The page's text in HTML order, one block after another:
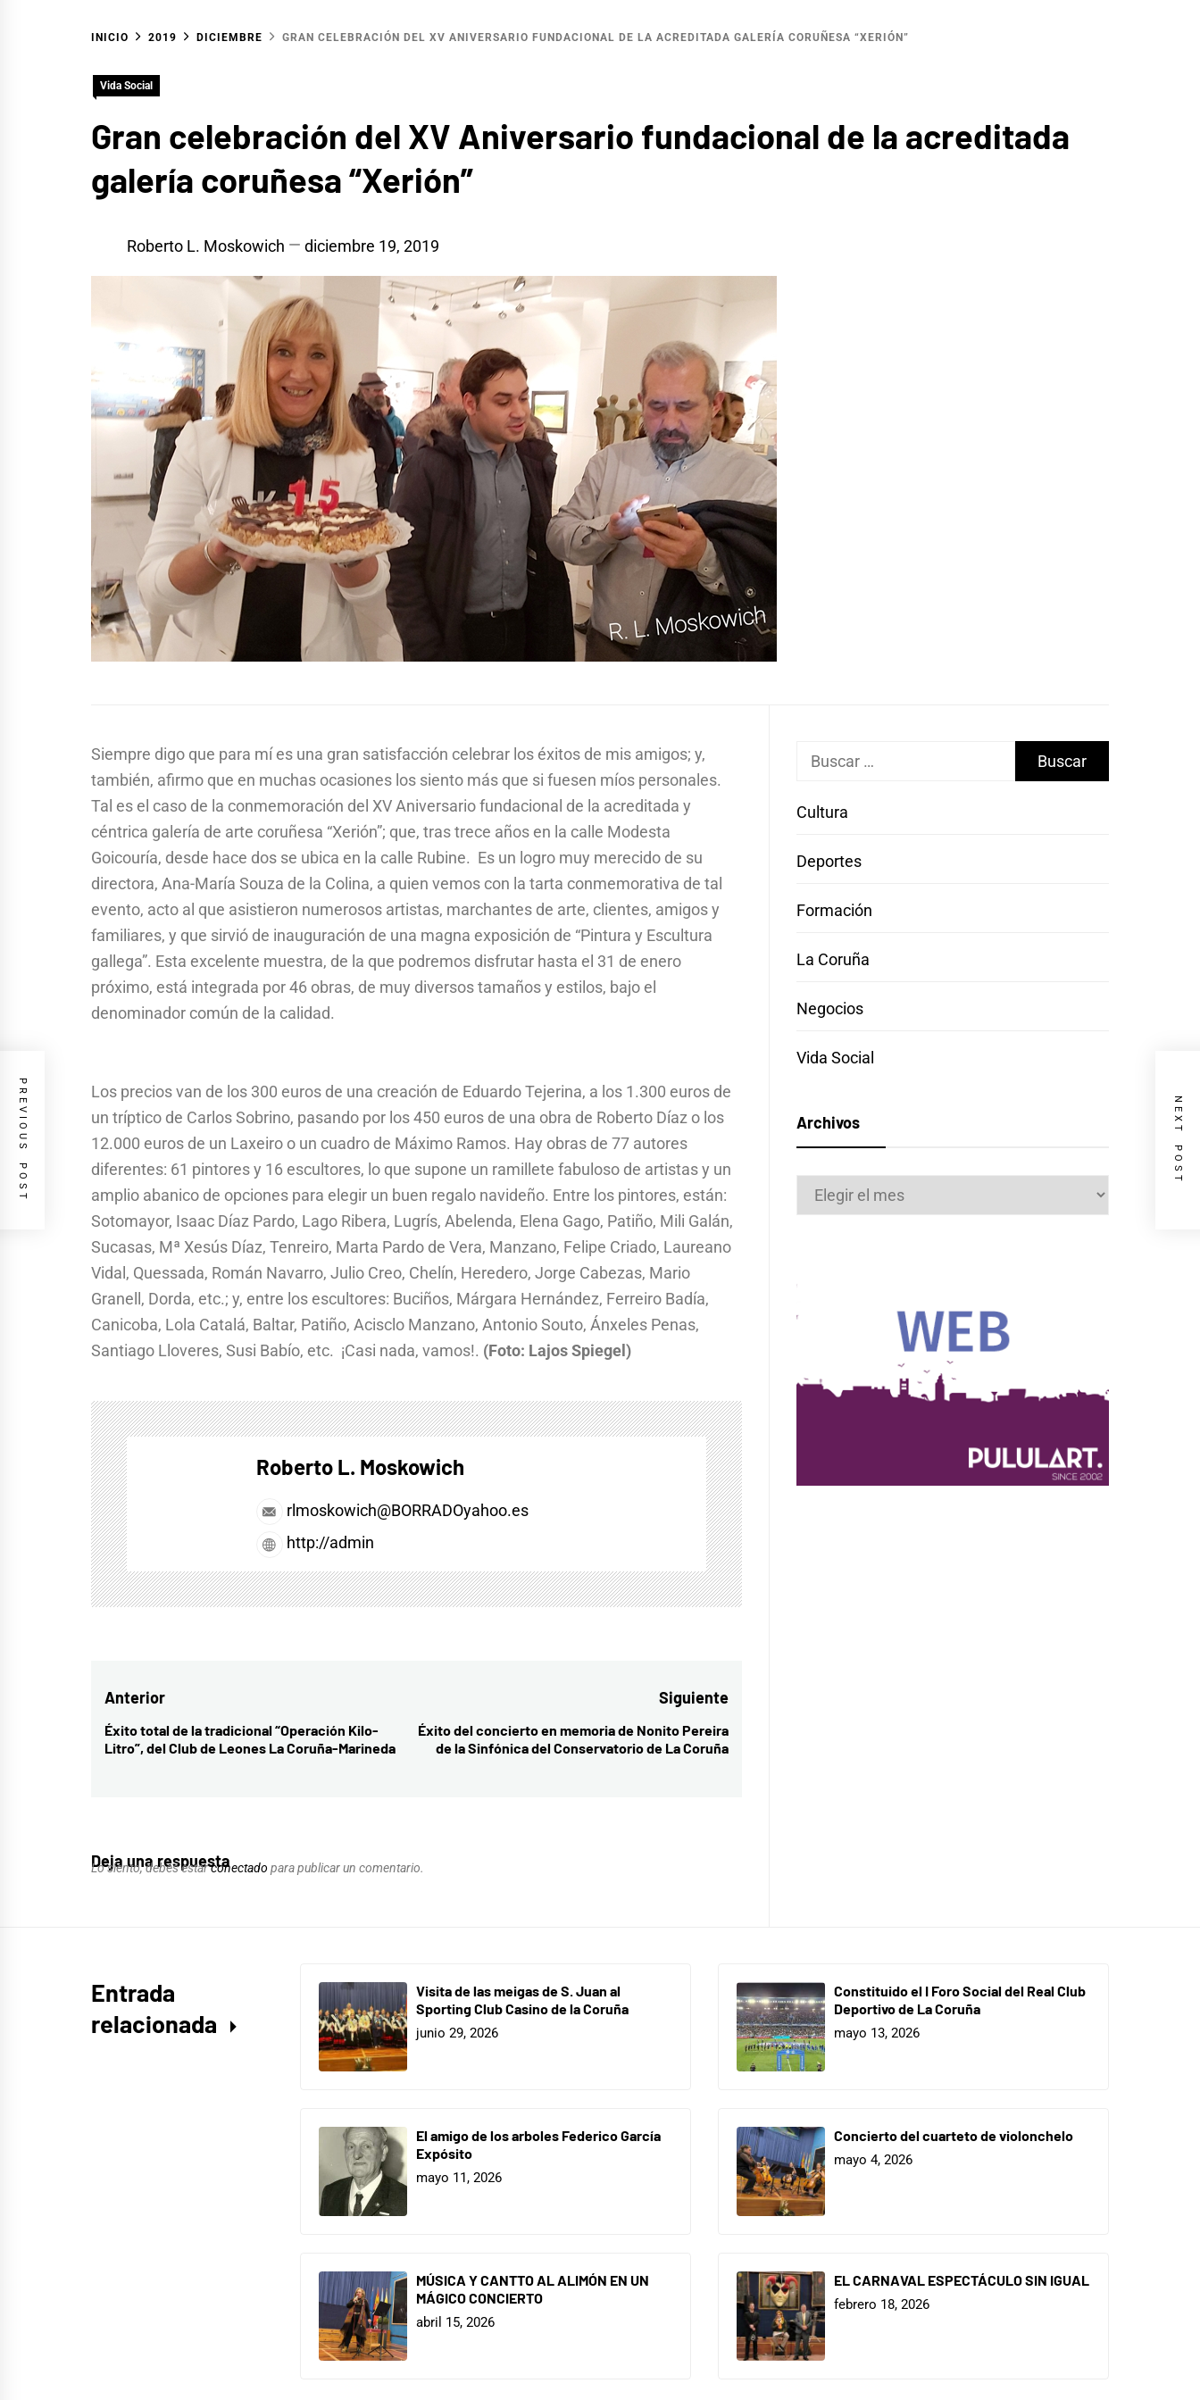
INICIO 2019 DICIEMBRE GRAN CELEBRACIÓN DEL XV ANIVERSARIO FUNDACIONAL DE LA ACREDITADA GALERÍA CORUÑESA “XERIÓN”
Vida Social
Gran celebración del XV Aniversario fundacional de la acreditada
galería coruñesa “Xerión”
Roberto L. Moskowich diciembre 19, 2019
Siempre digo que para mí es una gran satisfacción celebrar los éxitos de mis amigos; y,
también, afirmo que en muchas ocasiones los siento más que si fuesen míos personales.
Tal es el caso de la conmemoración del XV Aniversario fundacional de la acreditada y
céntrica galería de arte coruñesa “Xerión”; que, tras trece años en la calle Modesta
Goicouría, desde hace dos se ubica en la calle Rubine. Es un logro muy merecido de su
directora, Ana-María Souza de la Colina, a quien vemos con la tarta conmemorativa de tal
evento, acto al que asistieron numerosos artistas, marchantes de arte, clientes, amigos y
familiares, y que sirvió de inauguración de una magna exposición de “Pintura y Escultura
gallega”. Esta excelente muestra, de la que podremos disfrutar hasta el 31 de enero
próximo, está integrada por 46 obras, de muy diversos tamaños y estilos, bajo el
denominador común de la calidad.
Los precios van de los 300 euros de una creación de Eduardo Tejerina, a los 1.300 euros de
un tríptico de Carlos Sobrino, pasando por los 450 euros de una obra de Roberto Díaz o los
12.000 euros de un Laxeiro o un cuadro de Máximo Ramos. Hay obras de 77 autores
diferentes: 61 pintores y 16 escultores, lo que supone un ramillete fabuloso de artistas y un
amplio abanico de opciones para elegir un buen regalo navideño. Entre los pintores, están:
Sotomayor, Isaac Díaz Pardo, Lago Ribera, Lugrís, Abelenda, Elena Gago, Patiño, Mili Galán,
Sucasas, Mª Xesús Díaz, Tenreiro, Marta Pardo de Vera, Manzano, Felipe Criado, Laureano
Vidal, Quessada, Román Navarro, Julio Creo, Chelín, Heredero, Jorge Cabezas, Mario
Granell, Dorda, etc.; y, entre los escultores: Buciños, Márgara Hernández, Ferreiro Badía,
Canicoba, Lola Catalá, Baltar, Patiño, Acisclo Manzano, Antonio Souto, Ánxeles Penas,
Santiago Lloveres, Susi Babío, etc. ¡Casi nada, vamos!. (Foto: Lajos Spiegel)
Roberto L. Moskowich
rlmoskowich@BORRADOyahoo.es
http://admin
Navegación
de
entradas
Anterior
Entrada
anterior:
Éxito total de la tradicional “Operación Kilo-
Litro”, del Club de Leones La Coruña-Marineda
Siguiente
Entrada
siguiente:
Éxito del concierto en memoria de Nonito Pereira
de la Sinfónica del Conservatorio de La Coruña
PREVIOUS POST NEXT POST
Deja una respuesta
Lo siento, debes estarconectado para publicar un comentario.
Buscar:
Cultura
Deportes
Formación
La Coruña
Negocios
Vida Social
Archivos
Archivos
Entrada
relacionada
Visita de las meigas de S. Juan al
Sporting Club Casino de la Coruña
junio 29, 2026
Constituido el I Foro Social del Real Club
Deportivo de La Coruña
mayo 13, 2026
El amigo de los arboles Federico García
Expósito
mayo 11, 2026
Concierto del cuarteto de violonchelo
mayo 4, 2026
MÚSICA Y CANTTO AL ALIMÓN EN UN
MÁGICO CONCIERTO
abril 15, 2026
EL CARNAVAL ESPECTÁCULO SIN IGUAL
febrero 18, 2026